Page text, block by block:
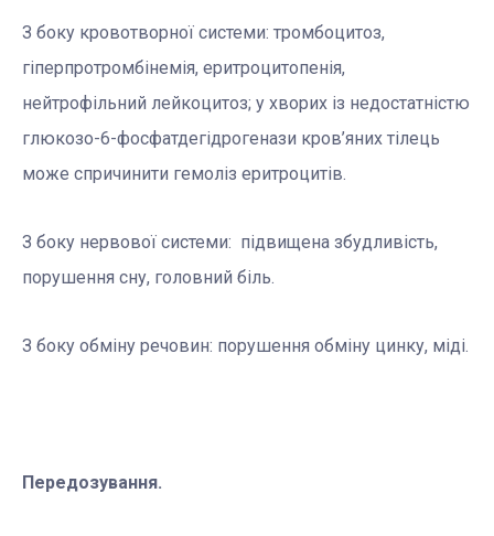
З боку кровотворної системи: тромбоцитоз,
гіперпротромбінемія, еритроцитопенія,
нейтрофільний лейкоцитоз; у хворих із недостатністю
глюкозо-6-фосфатдегідрогенази кров’яних тілець
може спричинити гемоліз еритроцитів.
З боку нервової системи: підвищена збудливість,
порушення сну, головний біль.
З боку обміну речовин: порушення обміну цинку, міді.
Передозування.